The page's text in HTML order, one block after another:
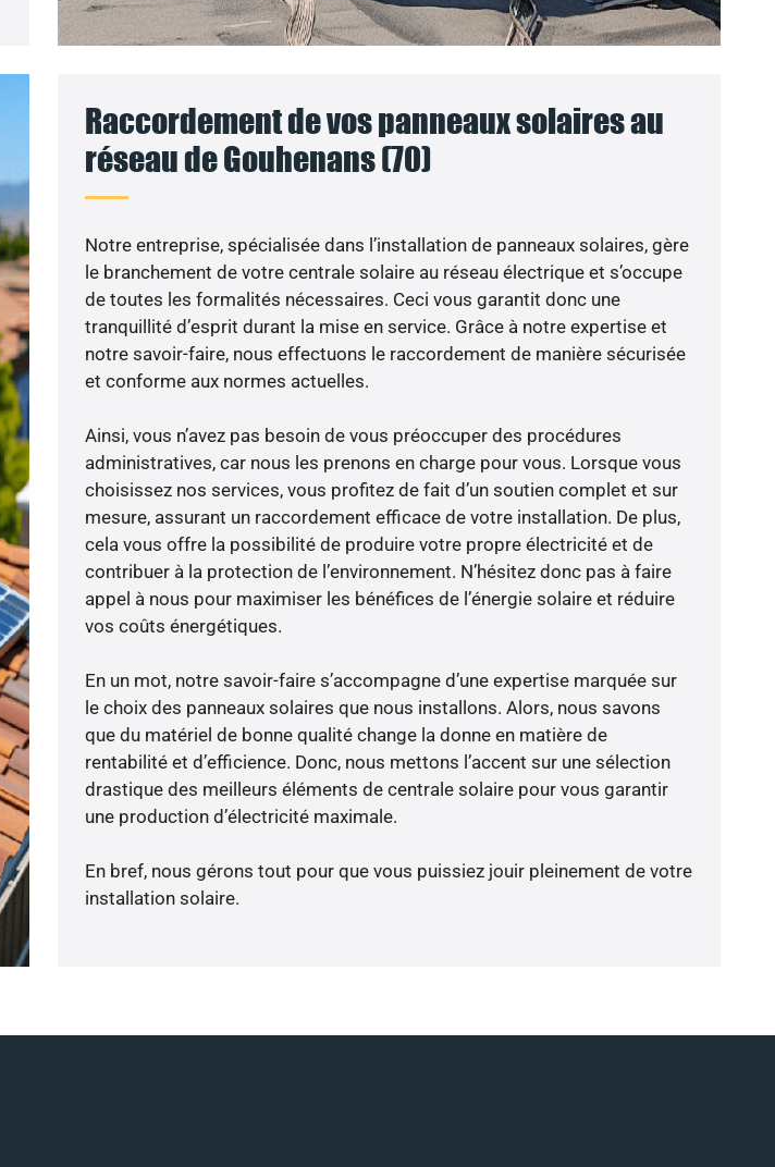
Raccordement de vos panneaux solaires au
réseau de Gouhenans (70)
Notre entreprise, spécialisée dans l’installation de panneaux solaires, gère
le branchement de votre centrale solaire au réseau électrique et s’occupe
de toutes les formalités nécessaires. Ceci vous garantit donc une
tranquillité d’esprit durant la mise en service. Grâce à notre expertise et
notre savoir-faire, nous effectuons le raccordement de manière sécurisée
et conforme aux normes actuelles.
Ainsi, vous n’avez pas besoin de vous préoccuper des procédures
administratives, car nous les prenons en charge pour vous. Lorsque vous
choisissez nos services, vous profitez de fait d’un soutien complet et sur
mesure, assurant un raccordement efficace de votre installation. De plus,
cela vous offre la possibilité de produire votre propre électricité et de
contribuer à la protection de l’environnement. N’hésitez donc pas à faire
appel à nous pour maximiser les bénéfices de l’énergie solaire et réduire
vos coûts énergétiques.
En un mot, notre savoir-faire s’accompagne d’une expertise marquée sur
le choix des panneaux solaires que nous installons. Alors, nous savons
que du matériel de bonne qualité change la donne en matière de
rentabilité et d’efficience. Donc, nous mettons l’accent sur une sélection
drastique des meilleurs éléments de centrale solaire pour vous garantir
une production d’électricité maximale.
En bref, nous gérons tout pour que vous puissiez jouir pleinement de votre
installation solaire.